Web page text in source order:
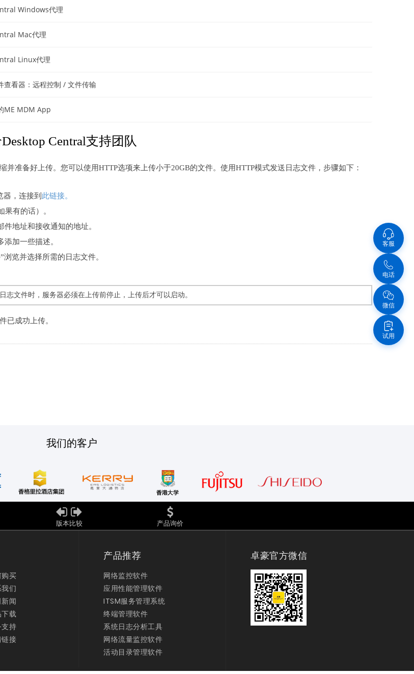
Windows代理
Mac代理
Linux代理
查看器：远程控制 / 文件传输
ME MDM App
Central支持团队
并准备好上传。您可以使用HTTP选项来上传小于20GB的文件。使用HTTP模式发送日志文件，步骤如下：
器，连接到 此链接。
果有的话）。
件地址和接收通知的地址。
添加一些描述。
浏览并选择所需的日志文件。
志文件时，服务器必须在上传前停止，上传后才可以启动。
已成功上传。
我们的客户
版本比较 产品询价
买
们
闻
载
持
接
产品推荐
网络监控软件
应用性能管理软件
ITSM服务管理系统
终端管理软件
系统日志分析工具
网络流量监控软件
活动目录管理软件
卓豪官方微信
客服
电话
微信
试用